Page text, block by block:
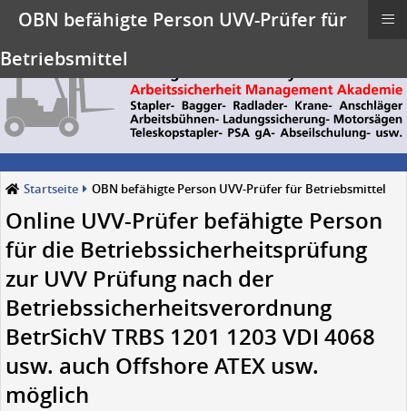
Startseite OBN befähigte Person UVV-Prüfer für Betriebsmittel
Online UVV-Prüfer befähigte Person
für die Betriebssicherheitsprüfung
zur UVV Prüfung nach der
Betriebssicherheitsverordnung
BetrSichV TRBS 1201 1203 VDI 4068
usw. auch Offshore ATEX usw.
möglich
OBN befähigte Person UVV-Prüfer für
Betriebsmittel
≡